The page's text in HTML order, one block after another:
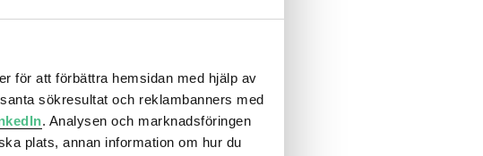
för att förbättra hemsidan med hjälp av
sökresultat och reklambanners med
. Analysen och marknadsföringen
plats, annan information om hur du